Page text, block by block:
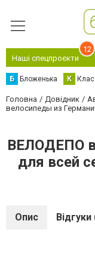
Наші спецпроєкти
12
Б Бложенька К
Головна Довідник
велосипеды из
ВЕЛОДЕПО
для всей
Опис Відгуки